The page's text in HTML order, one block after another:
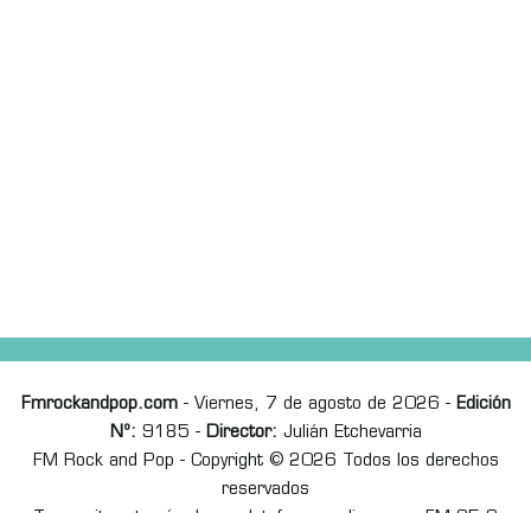
Fmrockandpop.com- Viernes, 7 de agosto de 2026 - Edición
Nº: 9185 - Director: Julián Etchevarria
FM Rock and Pop - Copyright © 2026 Todos los derechos
reservados